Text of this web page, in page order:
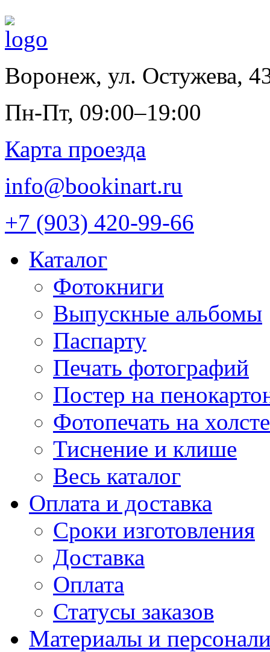
Воронеж, ул. Остужева,
Пн-Пт, 09:00–19:00
Карта проезда
info@bookinart.ru
+7 (903) 420-99-66
Каталог
Фотокниги
Выпускные альбомы
Паспарту
Печать фотографий
Постер на
Фотопечать на холсте
Тиснение и клише
Весь каталог
Оплата и доставка
Сроки изготовления
Доставка
Оплата
Статусы заказов
Материалы и